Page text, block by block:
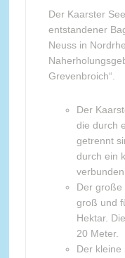
Der Kaarster
entstandener
Neuss in
Grevenbroich“.
Der
die durch
getrennt
durch ein
verbunden.
Der große
groß und
Hektar.
20 Meter.
Der kleine